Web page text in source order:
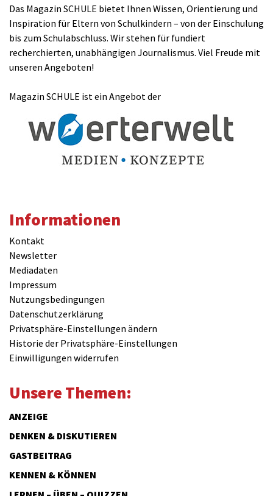
E-Mail(wird nicht veröffentlicht)(benötigt)
Kommentar
Das Magazin SCHULE bietet Ihnen Wissen, Orientierung und
Inspiration für Eltern von Schulkindern – von der Einschulung
bis zum Schulabschluss. Wir stehen für fundiert
recherchierten, unabhängigen Journalismus. Viel Freude mit
unseren Angeboten!
Magazin SCHULE ist ein Angebot der
Informationen
Kontakt
Newsletter
Mediadaten
Impressum
Nutzungsbedingungen
Datenschutzerklärung
Privatsphäre-Einstellungen ändern
Historie der Privatsphäre-Einstellungen
Einwilligungen widerrufen
Unsere Themen:
ANZEIGE
DENKEN & DISKUTIEREN
GASTBEITRAG
KENNEN & KÖNNEN